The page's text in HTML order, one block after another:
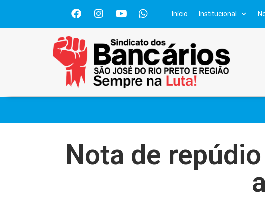
Início Institucional
Nota de